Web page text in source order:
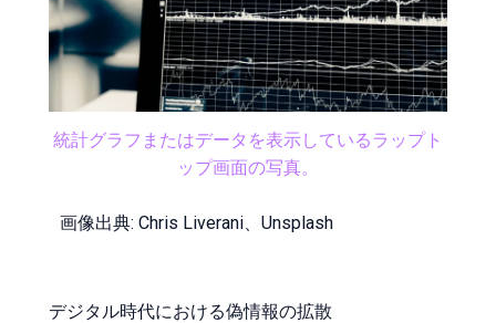
統計グラフまたはデータを表示しているラップト
ップ画面の写真。
画像出典: Chris Liverani、Unsplash
デジタル時代における偽情報の拡散